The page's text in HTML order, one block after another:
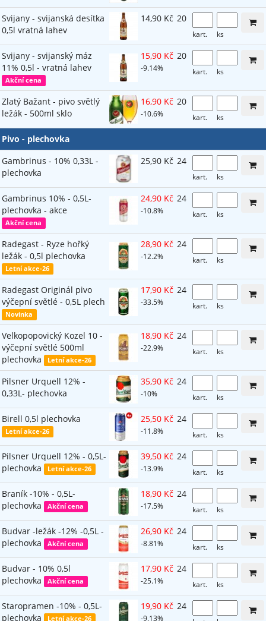
Svijany - svijanská desítka
0,5l vratná lahev
14,90 Kč 20
kart. ks
Svijany - svijanský máz
11% 0,5l - vratná lahev
Akční cena
15,90 Kč
-9.14%
20
kart. ks
Zlatý Bažant - pivo světlý
ležák - 500ml sklo
16,90 Kč
-10.6%
20
kart. ks
Pivo - plechovka
Gambrinus - 10% 0,33L -
plechovka
25,90 Kč 24
kart. ks
Gambrinus 10% - 0,5L-
plechovka - akce
Akční cena
24,90 Kč
-10.8%
24
kart. ks
Radegast - Ryze hořký
ležák - 0,5l plechovka
Letní akce-26
28,90 Kč
-12.2%
24
kart. ks
Radegast Originál pivo
výčepní světlé - 0,5L plech
Novinka
17,90 Kč
-33.5%
24
kart. ks
Velkopopovický Kozel 10 -
výčepní světlé 500ml
plechovka
Letní akce-26
18,90 Kč
-22.9%
24
kart. ks
Pilsner Urquell 12% -
0,33L- plechovka
35,90 Kč
-10%
24
kart. ks
Birell 0,5l plechovka
Letní akce-26
25,50 Kč
-11.8%
24
kart. ks
Pilsner Urquell 12% - 0,5L-
plechovka
Letní akce-26
39,50 Kč
-13.9%
24
kart. ks
Braník -10% - 0,5L-
plechovka
Akční cena
18,90 Kč
-17.5%
24
kart. ks
Budvar -ležák -12% -0,5L -
plechovka
Akční cena
26,90 Kč
-8.81%
24
kart. ks
Budvar - 10% 0,5l
plechovka
Akční cena
17,90 Kč
-25.1%
24
kart. ks
Staropramen -10% - 0,5L-
plechovka
Letní akce-26
19,90 Kč
-9.13%
24